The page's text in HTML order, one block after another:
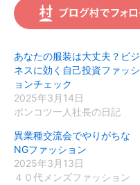
あなたの服装は大丈夫？ビジ
ネスに効く自己投資ファッシ
ョンチェック
2025年3月14日
ポンコツ一人社長の日記
異業種交流会でやりがちな
NGファッション
2025年3月13日
４０代メンズファッション